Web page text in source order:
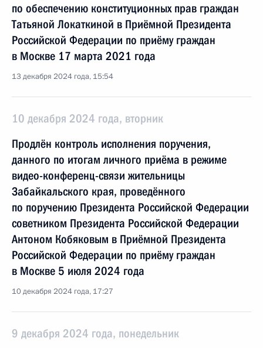
по обеспечению конституционных прав граждан
Татьяной Локаткиной в Приёмной Президента
Российской Федерации по приёму граждан
в Москве 17 марта 2021 года
13 декабря 2024 года, 15:54
10 декабря 2024 года, вторник
Продлён контроль исполнения поручения,
данного по итогам личного приёма в режиме
видео-конференц-связи жительницы
Забайкальского края, проведённого
по поручению Президента Российской Федерации
советником Президента Российской Федерации
Антоном Кобяковым в Приёмной Президента
Российской Федерации по приёму граждан
в Москве 5 июля 2024 года
10 декабря 2024 года, 17:27
9 декабря 2024 года, понедельник